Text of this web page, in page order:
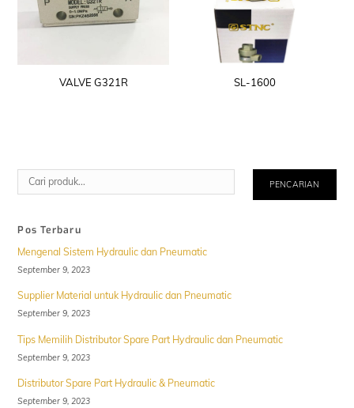
VALVE G321R SL-1600
Cari
PENCARIAN
Pos Terbaru
Mengenal Sistem Hydraulic dan Pneumatic
September 9, 2023
Supplier Material untuk Hydraulic dan Pneumatic
September 9, 2023
Tips Memilih Distributor Spare Part Hydraulic dan Pneumatic
September 9, 2023
Distributor Spare Part Hydraulic & Pneumatic
September 9, 2023